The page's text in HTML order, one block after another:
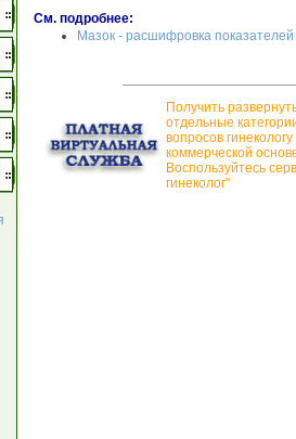
См. подробнее:
Мазок - расшифровка
Получить
отдельные
вопросов
коммерческой
Воспользуйтесь
гинеколог"